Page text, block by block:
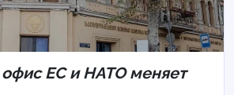
офис ЕС и НАТО меняет